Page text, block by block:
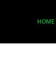
HOME